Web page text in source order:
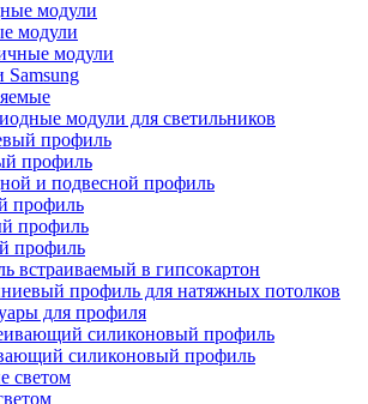
модули
модули
модули для светильников
профиль
и подвесной профиль
профиль
профиль
профиль
встраиваемый в гипсокартон
профиль для натяжных потолков
для профиля
силиконовый профиль